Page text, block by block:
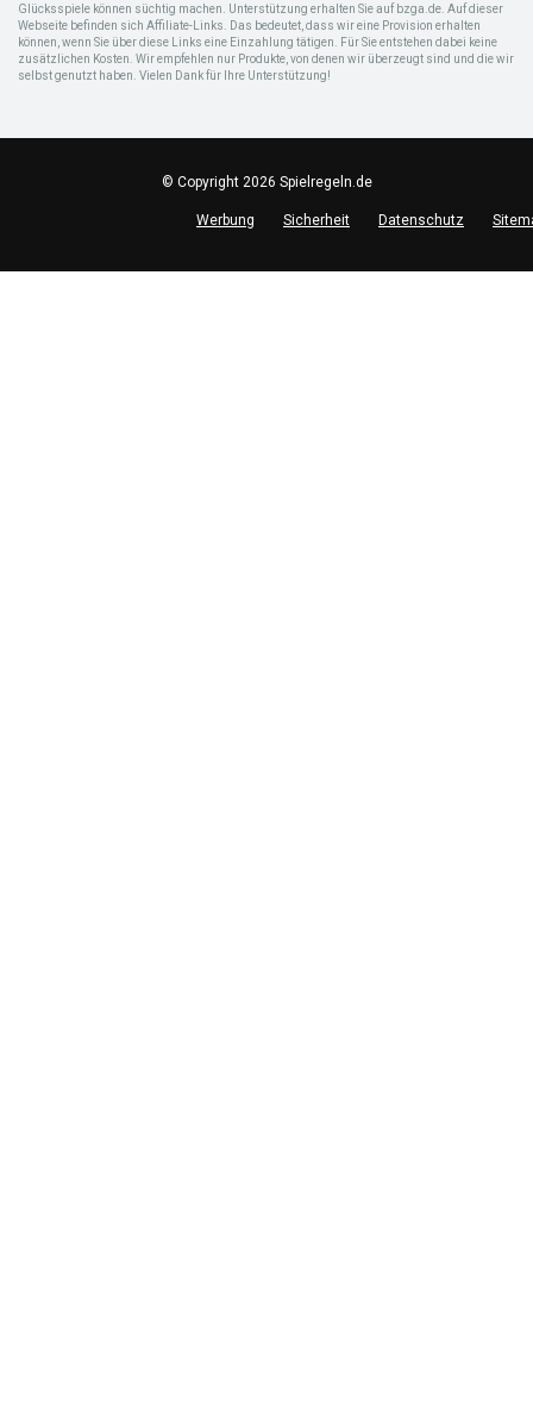
Glücksspiele können süchtig machen. Unterstützung erhalten Sie auf bzga.de. Auf dieser
Webseite befinden sich Affiliate-Links. Das bedeutet, dass wir eine Provision erhalten
können, wenn Sie über diese Links eine Einzahlung tätigen. Für Sie entstehen dabei keine
zusätzlichen Kosten. Wir empfehlen nur Produkte, von denen wir überzeugt sind und die wir
selbst genutzt haben. Vielen Dank für Ihre Unterstützung!
© Copyright 2026 Spielregeln.de
Werbung Sicherheit Datenschutz